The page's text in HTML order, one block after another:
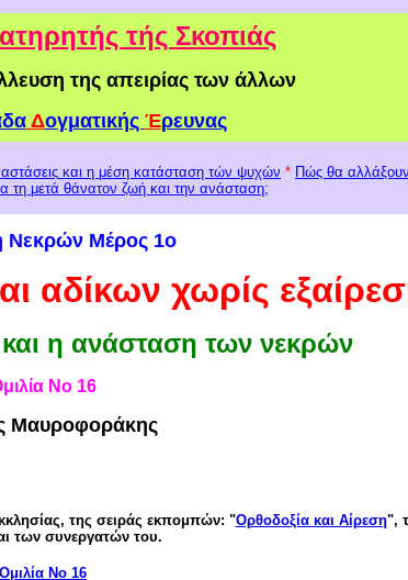
τής Σκοπιάς
της απειρίας των άλλων
Δογματικής Έρευνας
και η μέση κατάσταση τών ψυχών * Πώς θα
τη μετά θάνατον ζωή και την ανάσταση;
Νεκρών Μέρος 1ο
αδίκων χωρίς
η ανάσταση των νεκρών
Νο 16
Μαυροφοράκης
της σειράς εκπομπών: "Ορθοδοξία και Αίρεση",
των συνεργατών του.
Ομιλία Νο 16